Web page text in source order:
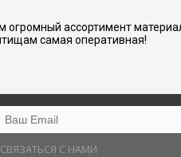
ассортимент
самая оперативная!
СВЯЗАТЬСЯ С НАМИ